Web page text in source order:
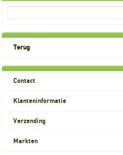
Terug
Contact
Klanteninformatie
Verzending
Markten